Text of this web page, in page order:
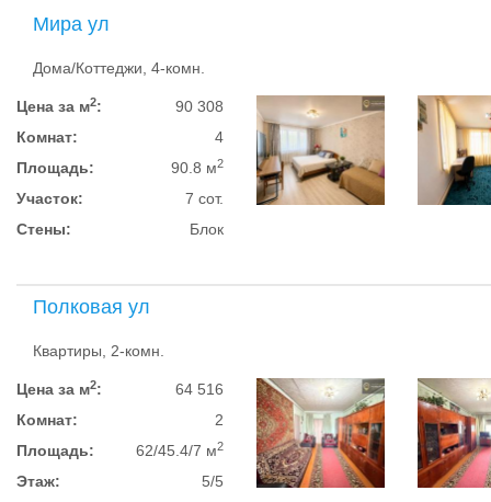
Мира ул
Дома/Коттеджи, 4-комн.
Цена за м2:
90 308
Комнат:
4
Площадь:
90.8 м2
Участок:
7 сот.
Стены:
Блок
Полковая ул
Квартиры, 2-комн.
Цена за м2:
64 516
Комнат:
2
Площадь:
62/45.4/7 м2
Этаж:
5/5